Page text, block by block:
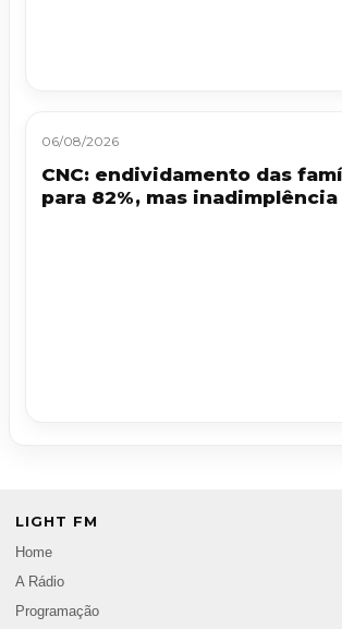
06/08/2026
CNC: endividamento das
para 82%, mas inadimplência
LIGHT FM
Home
A Rádio
Programação